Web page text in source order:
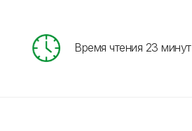
Время чтения 23 минут